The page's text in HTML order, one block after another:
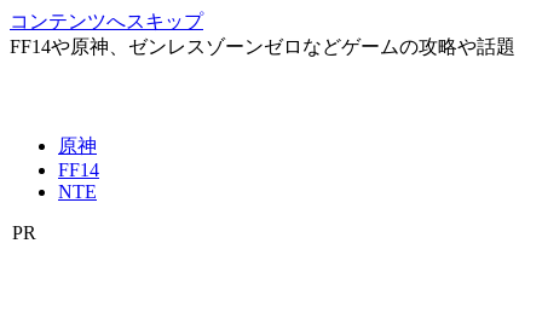
コンテンツへスキップ
FF14や原神、ゼンレスゾーンゼロなどゲームの攻略や話題
原神
FF14
NTE
PR